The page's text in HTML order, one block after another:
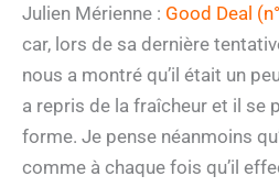
Julien Mérienne : Good Deal
car, lors de sa dernière
nous a montré qu’il était un
a repris de la fraîcheur et il se
forme. Je pense néanmoins
comme à chaque fois qu’il